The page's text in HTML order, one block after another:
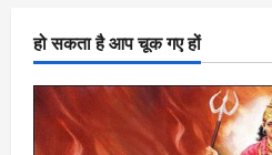
हो सकता है आप चूक गए हों